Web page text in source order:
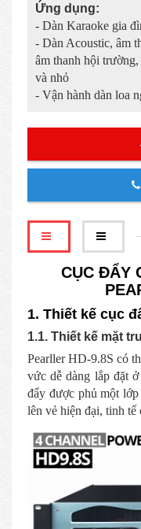
Ứng dụng:
- Dàn Karaoke gia
- Dàn Acoustic, âm
âm thanh hội
và nhỏ
- Vận hành dàn loa
CỤC ĐẨY
1. Thiết kế cục
1.1. Thiết kế mặt
Pearller HD-9.8S có
vức dễ dàng lắp đặt
đẩy được phủ một
lên vẻ hiện đại, tinh tế